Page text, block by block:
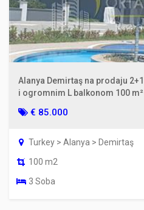
Alanya Demirtaş na prodaju
i ogromnim L balkonom 100 m²
€ 85.000
Turkey > Alanya > Demirtaş
100 m2
3 Soba